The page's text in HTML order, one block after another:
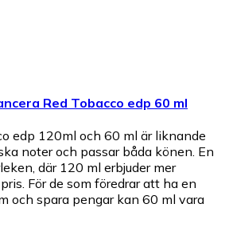
Red Tobacco edp 60 ml
edp 120ml och 60 ml är liknande
noter och passar båda könen. En
där 120 ml erbjuder mer
För de som föredrar att ha en
och spara pengar kan 60 ml vara